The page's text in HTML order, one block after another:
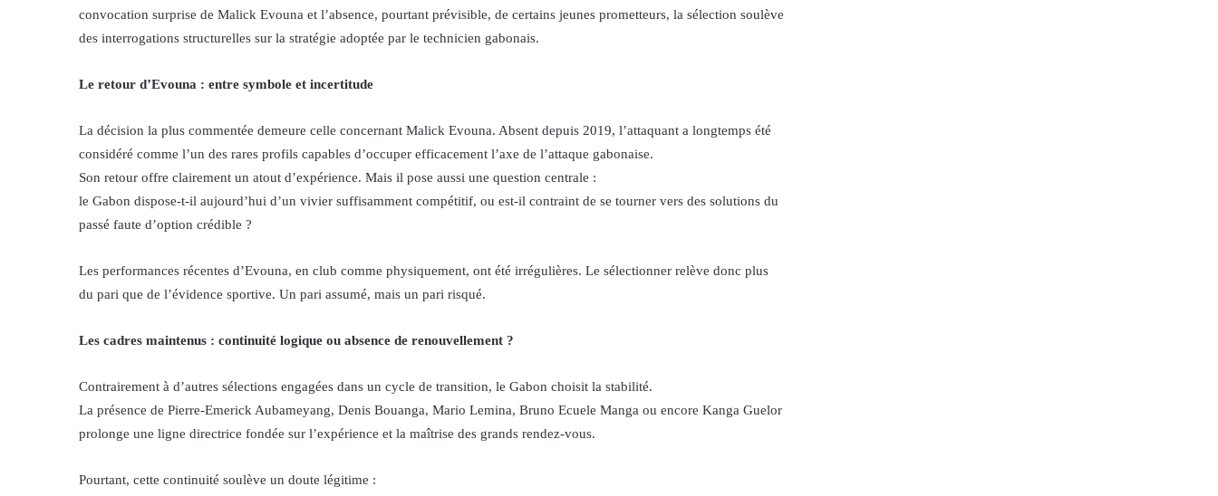
convocation surprise de Malick Evouna et l’absence, pourtant prévisible, de certains jeunes prometteurs, la sélection soulève
des interrogations structurelles sur la stratégie adoptée par le technicien gabonais.
Le retour d’Evouna : entre symbole et incertitude
La décision la plus commentée demeure celle concernant Malick Evouna. Absent depuis 2019, l’attaquant a longtemps été
considéré comme l’un des rares profils capables d’occuper efficacement l’axe de l’attaque gabonaise.
Son retour offre clairement un atout d’expérience. Mais il pose aussi une question centrale :
le Gabon dispose-t-il aujourd’hui d’un vivier suffisamment compétitif, ou est-il contraint de se tourner vers des solutions du
passé faute d’option crédible ?
Les performances récentes d’Evouna, en club comme physiquement, ont été irrégulières. Le sélectionner relève donc plus
du pari que de l’évidence sportive. Un pari assumé, mais un pari risqué.
Les cadres maintenus : continuité logique ou absence de renouvellement ?
Contrairement à d’autres sélections engagées dans un cycle de transition, le Gabon choisit la stabilité.
La présence de Pierre-Emerick Aubameyang, Denis Bouanga, Mario Lemina, Bruno Ecuele Manga ou encore Kanga Guelor
prolonge une ligne directrice fondée sur l’expérience et la maîtrise des grands rendez-vous.
Pourtant, cette continuité soulève un doute légitime :